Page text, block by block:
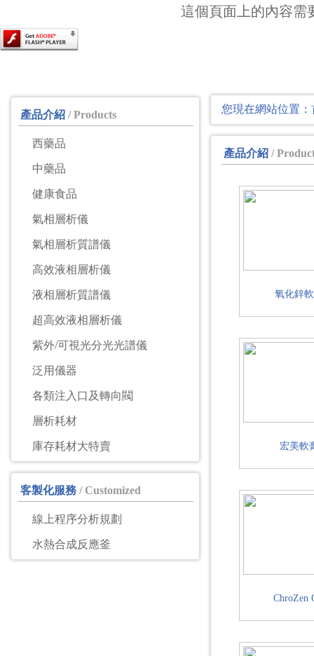
這個頁面上的內容需
產品介紹 / Products
西藥品
中藥品
健康食品
氣相層析儀
氣相層析質譜儀
高效液相層析儀
液相層析質譜儀
超高效液相層析儀
紫外/可視光分光光譜儀
泛用儀器
各類注入口及轉向閥
層析耗材
庫存耗材大特賣
客製化服務 / Customized
線上程序分析規劃
水熱合成反應釜
您現在網站位置：
產品介紹 /
氧化鋅
宏美軟
ChroZen